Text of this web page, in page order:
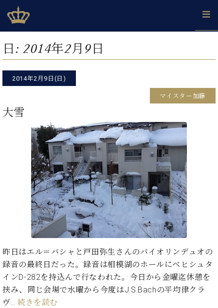
to
content
ベヒシュタインジャパン公式サイト
BECHSTEIN JAPAN Official Site
タ
ロ
グ
ベ
ヒ
イ
ン
コ
ン
サ
ー
ト /
C.
ベ
ヒ
シ
ュ
イ
ン
レ
ジ
示
ベ
ヒ
シ
イ
こ
と
音
色
ュ
イ
ン
の
秘
ド
イ
ツ
器
ヒ
ス
ト
リ
ー
メ
ル
マ
員
お
知
ら
せ
(入
シ
イ
音
し
い！
と
い
企
業
情
採
サ
ロ
会
員
日: 2014年2月9日
2014年2月9日(日)
マイスター加藤
大雪
昨日はエル＝バシャと戸田弥生さんのバイオリンデュオの
録音の最終日だった。録音は相模湖のホールにベヒシュタ
インD-282を持込んで行なわれた。今日から金曜迄休憩を
挟み、同じ会場で水曜から今度はJ.S.Bachの平均律クラ
ヴ… 続きを読む